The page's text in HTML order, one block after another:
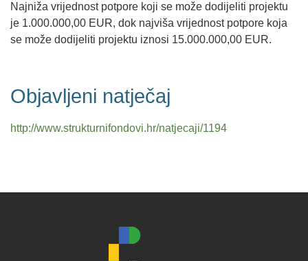
Najniža vrijednost potpore koji se može dodijeliti projektu
je 1.000.000,00 EUR, dok najviša vrijednost potpore koja
se može dodijeliti projektu iznosi 15.000.000,00 EUR.
Objavljeni natječaj
http://www.strukturnifondovi.hr/natjecaji/1194